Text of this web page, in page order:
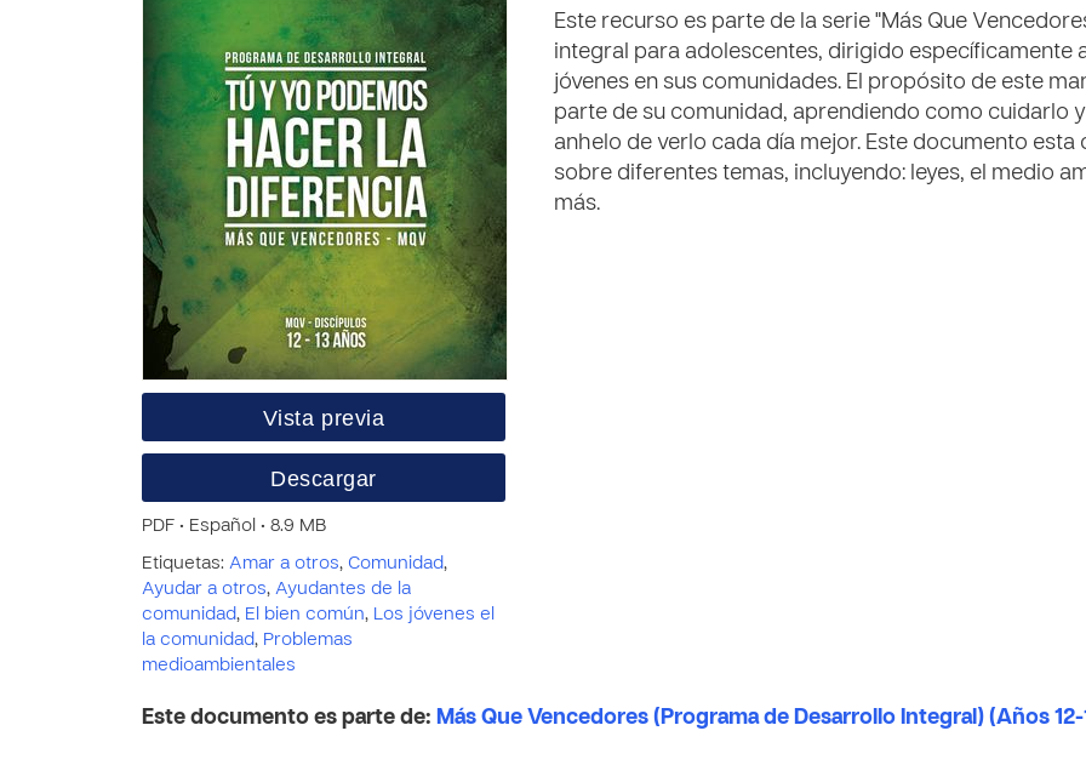
Vista previa
Descargar
PDF • Español • 8.9 MB
Etiquetas: Amar a otros, Comunidad,
Ayudar a otros, Ayudantes de la
comunidad, El bien común, Los jóvenes el
la comunidad, Problemas
medioambientales
Este recurso es parte de la serie "Más Que
integral para adolescentes, dirigido específicamente
jóvenes en sus comunidades. El propósito de este
parte de su comunidad, aprendiendo como cuidarlo
anhelo de verlo cada día mejor. Este documento
sobre diferentes temas, incluyendo: leyes, el medio
más.
Este documento es parte de: Más Que Vencedores (Programa de Desarrollo Integral) (Años 12-